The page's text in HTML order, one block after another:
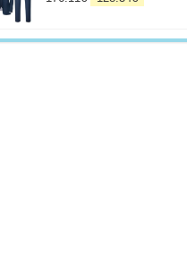
était :
est :